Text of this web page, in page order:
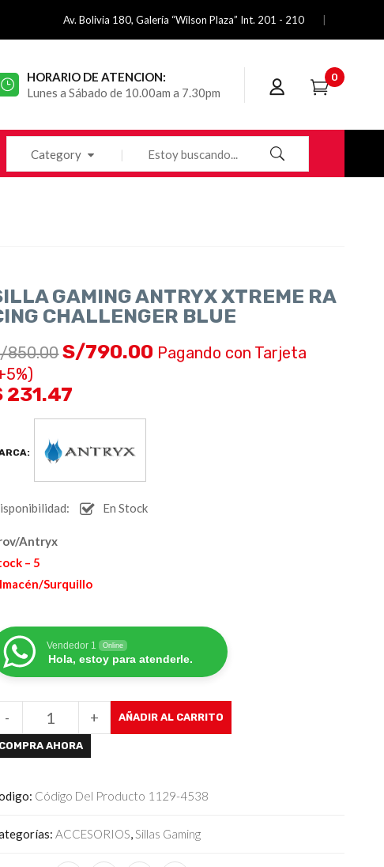
Av. Bolivia 180, Galería “Wilson Plaza” Int. 201 - 210
HORARIO DE ATENCION:
Lunes a Sábado de 10.00am a 7.30pm
0
Category
GAMING ANTRYX XTREME RA
CHALLENGER BLUE
850.00 S/790.00 Pagando con Tarjeta
231.47
En Stock
Antryx
– 5
Surquillo
Vendedor 1 Online
Hola, estoy para atenderle.
+
- AÑADIR AL CARRITO
COMPRA AHORA
Código Del Producto 1129-4538
ACCESORIOS,Sillas Gaming